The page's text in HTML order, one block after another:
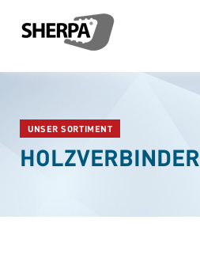
UNSER SORTIMENT
HOLZVERBINDER